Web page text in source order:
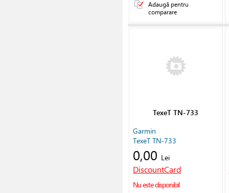
Adaugă pentru
comparare
TexeT TN-733
Garmin
TexeT TN-733
0,00 Lei
DiscountCard
Nu este disponibil